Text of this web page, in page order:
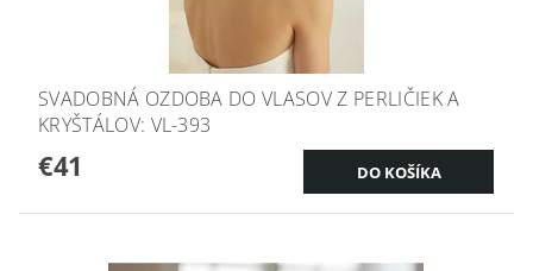
SVADOBNÁ OZDOBA DO VLASOV Z PERLIČIEK A
KRYŠTÁLOV: VL-393
€41